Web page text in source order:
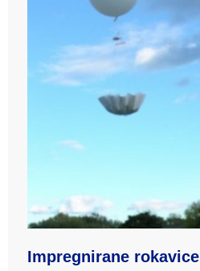
Impregnirane rokavice